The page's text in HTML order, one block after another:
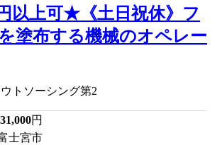
以上可★《土日祝休》フ
塗布する機械のオペレー
トソーシング第2
円
士宮市